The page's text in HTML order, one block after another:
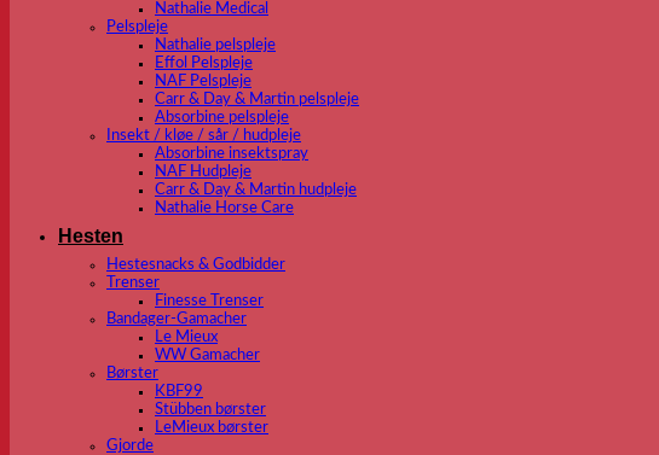
Nathalie Medical
Pelspleje
Nathalie pelspleje
Effol Pelspleje
NAF Pelspleje
Carr & Day & Martin pelspleje
Absorbine pelspleje
Insekt / kløe / sår / hudpleje
Absorbine insektspray
NAF Hudpleje
Carr & Day & Martin hudpleje
Nathalie Horse Care
Hesten
Hestesnacks & Godbidder
Trenser
Finesse Trenser
Bandager-Gamacher
Le Mieux
WW Gamacher
Børster
KBF99
Stübben børster
LeMieux børster
Gjorde